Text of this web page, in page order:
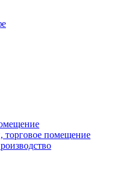
торговое помещение